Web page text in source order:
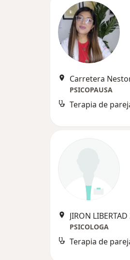
Carretera
PSICOPAUSA
Terapia de
JIRON
PSICOLOGA
Terapia de